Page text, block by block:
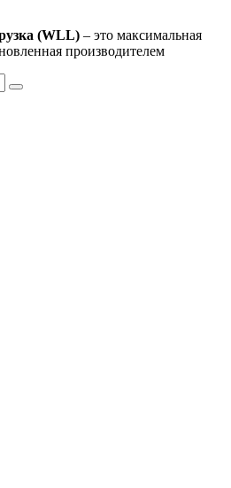
(WLL) – это максимальная
производителем